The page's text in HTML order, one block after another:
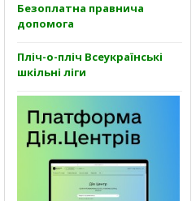
Безоплатна правнича
допомога
Пліч-о-пліч Всеукраїнські
шкільні ліги